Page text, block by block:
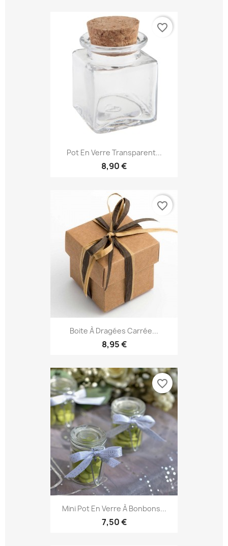
Pot En Verre Transparent...
8,90 €
favorite_border
Boite À Dragées Carrée...
8,95 €
favorite_border
Mini Pot En Verre À Bonbons...
7,50 €
favorite_border